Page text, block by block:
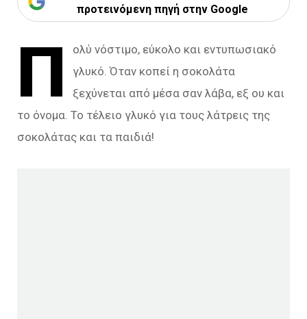
προτεινόμενη πηγή στην Google
Π
ολύ νόστιμο, εύκολο και εντυπωσιακό
γλυκό. Όταν κοπεί η σοκολάτα
ξεχύνεται από μέσα σαν λάβα, εξ ου και
το όνομα. Το τέλειο γλυκό για τους λάτρεις της
σοκολάτας και τα παιδιά!